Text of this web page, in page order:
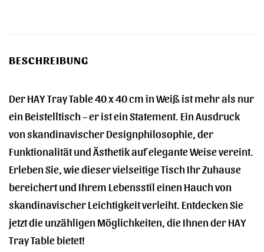
BESCHREIBUNG
Der HAY Tray Table 40 x 40 cm in Weiß ist mehr als nur
ein Beistelltisch – er ist ein Statement. Ein Ausdruck
von skandinavischer Designphilosophie, der
Funktionalität und Ästhetik auf elegante Weise vereint.
Erleben Sie, wie dieser vielseitige Tisch Ihr Zuhause
bereichert und Ihrem Lebensstil einen Hauch von
skandinavischer Leichtigkeit verleiht. Entdecken Sie
jetzt die unzähligen Möglichkeiten, die Ihnen der HAY
Tray Table bietet!